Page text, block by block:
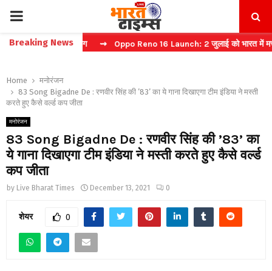
PRIMARY
MENU
Breaking News
फास्ट टिकट बुकिंग ⇝ Oppo Reno 16 Launch: 2 जुलाई को भारत में मचेगा
Home
मनोरंजन
83 Song Bigadne De : रणवीर सिंह की ’83’ का ये गाना दिखाएगा टीम इंडिया ने मस्ती
करते हुए कैसे वर्ल्ड कप जीता
मनोरंजन
83 Song Bigadne De : रणवीर सिंह की ’83’ का
ये गाना दिखाएगा टीम इंडिया ने मस्ती करते हुए कैसे वर्ल्ड
कप जीता
by Live Bharat Times December 13, 2021 0
शेयर 0